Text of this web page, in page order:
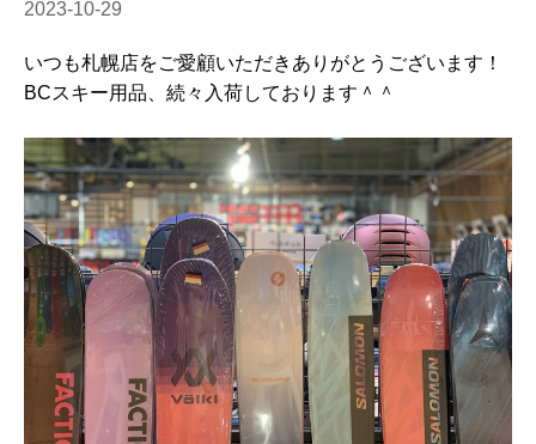
2023-10-29
いつも札幌店をご愛顧いただきありがとうございます！
BCスキー用品、続々入荷しております＾＾